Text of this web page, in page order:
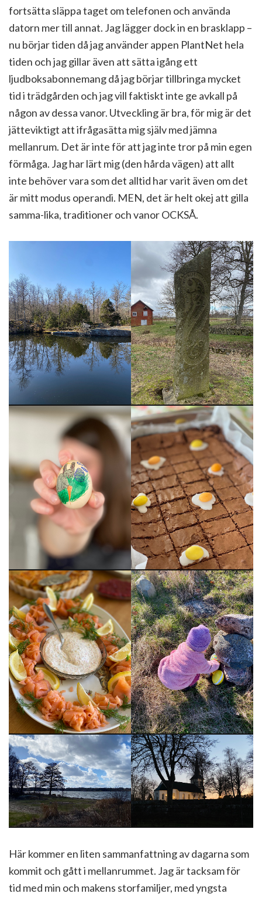
fortsätta släppa taget om telefonen och använda
datorn mer till annat. Jag lägger dock in en brasklapp –
nu börjar tiden då jag använder appen PlantNet hela
tiden och jag gillar även att sätta igång ett
ljudboksabonnemang då jag börjar tillbringa mycket
tid i trädgården och jag vill faktiskt inte ge avkall på
någon av dessa vanor. Utveckling är bra, för mig är det
jätteviktigt att ifrågasätta mig själv med jämna
mellanrum. Det är inte för att jag inte tror på min egen
förmåga. Jag har lärt mig (den hårda vägen) att allt
inte behöver vara som det alltid har varit även om det
är mitt modus operandi. MEN, det är helt okej att gilla
samma-lika, traditioner och vanor OCKSÅ.
Här kommer en liten sammanfattning av dagarna som
kommit och gått i mellanrummet. Jag är tacksam för
tid med min och makens storfamiljer, med yngsta